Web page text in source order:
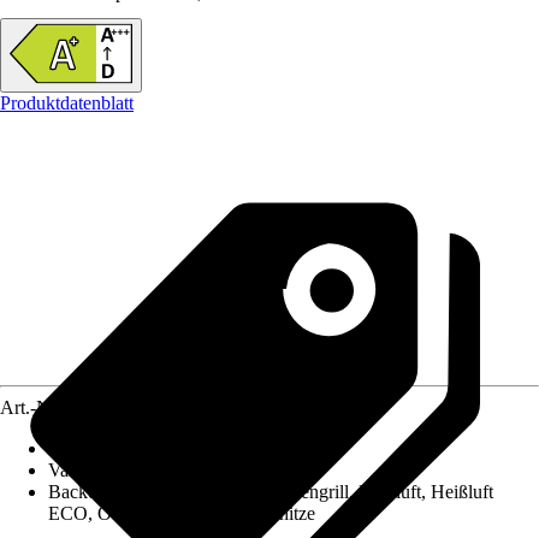
Produktdatenblatt
Art.-Nr.
Variante
Backofen-Funktionen
Großflächengrill, Heißluft, Heißluft
ECO, Ober-/Unterhitze, Unterhitze